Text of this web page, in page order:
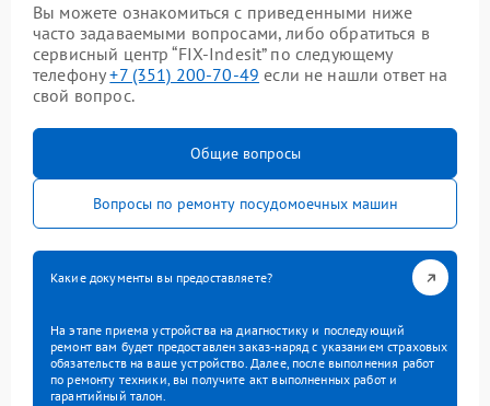
Вы можете ознакомиться с приведенными ниже
часто задаваемыми вопросами, либо обратиться в
сервисный центр “FIX-Indesit” по следующему
телефону+7 (351) 200-70-49 если не нашли ответ на
свой вопрос.
Общие вопросы
Вопросы по ремонту посудомоечных машин
Какие документы вы предоставляете?
На этапе приема устройства на диагностику и последующий
ремонт вам будет предоставлен заказ-наряд с указанием страховых
обязательств на ваше устройство. Далее, после выполнения работ
по ремонту техники, вы получите акт выполненных работ и
гарантийный талон.